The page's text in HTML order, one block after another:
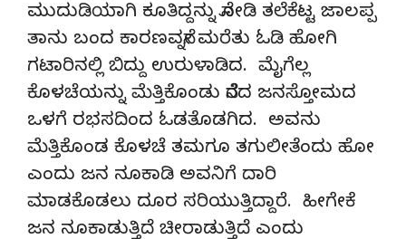
ಮುದುಡಿಯಾಗಿ ಕೂತಿದ್ದನ್ನು ನೋಡಿ ತಲೆಕೆಟ್ಟ ಜಾಲಪ್ಪ
ತಾನು ಬಂದ ಕಾರಣವನ್ನೇ ಮರೆತು ಓಡಿ ಹೋಗಿ
ಗಟಾರಿನಲ್ಲಿ ಬಿದ್ದು ಉರುಳಾಡಿದ. ಮೈಗೆಲ್ಲ
ಕೊಳಚೆಯನ್ನು ಮೆತ್ತಿಕೊಂಡು ನೆರೆದ ಜನಸ್ತೋಮದ
ಒಳಗೆ ರಭಸದಿಂದ ಓಡತೊಡಗಿದ. ಅವನು
ಮೆತ್ತಿಕೊಂಡ ಕೊಳಚೆ ತಮಗೂ ತಗುಲೀತೆಂದು ಹೋ
ಎಂದು ಜನ ನೂಕಾಡಿ ಅವನಿಗೆ ದಾರಿ
ಮಾಡಕೊಡಲು ದೂರ ಸರಿಯುತ್ತಿದ್ದಾರೆ. ಹೀಗೇಕೆ
ಜನ ನೂಕಾಡುತ್ತಿದೆ ಚೀರಾಡುತ್ತಿದೆ ಎಂದು